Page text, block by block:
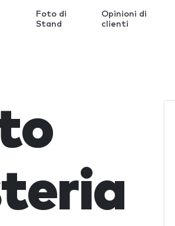
Foto di
Stand
Opinioni di
clienti